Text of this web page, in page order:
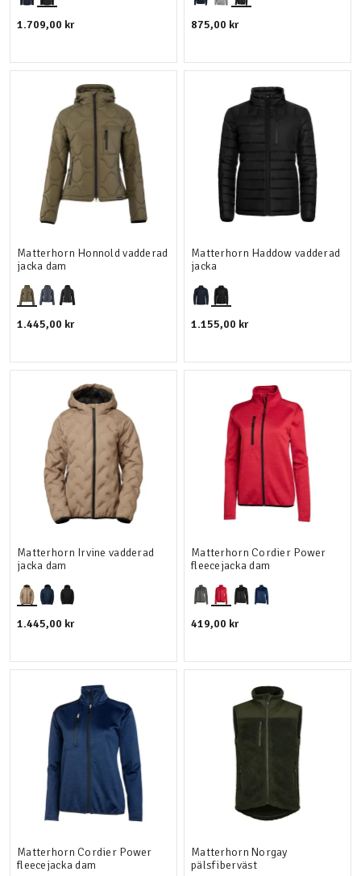
1.709,00 kr 875,00 kr
Matterhorn Honnold vadderad
jacka dam
1.445,00 kr
Matterhorn Haddow vadderad
jacka
1.155,00 kr
Matterhorn Irvine vadderad
jacka dam
1.445,00 kr
Matterhorn Cordier Power
fleecejacka dam
419,00 kr
Matterhorn Cordier Power
fleecejacka dam
Matterhorn Norgay
pälsfiberväst